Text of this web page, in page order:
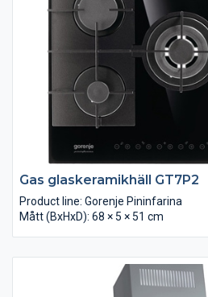
Gas glaskeramikhäll GT7P2
Product line: Gorenje Pininfarina
Mått (BxHxD): 68 × 5 × 51 cm